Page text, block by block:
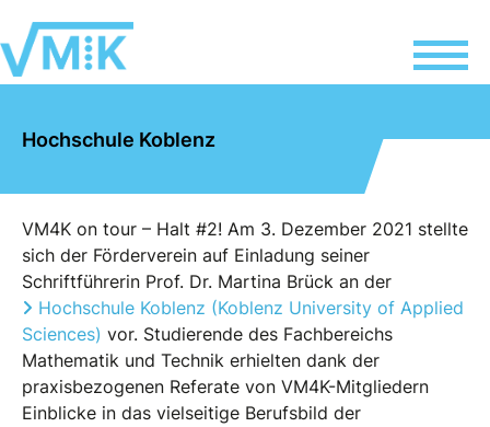
Hochschule Koblenz
VM4K on tour – Halt #2! Am 3. Dezember 2021 stellte
sich der Förderverein auf Einladung seiner
Schriftführerin Prof. Dr. Martina Brück an der
Hochschule Koblenz (Koblenz University of Applied
Sciences) vor. Studierende des Fachbereichs
Mathematik und Technik erhielten dank der
praxisbezogenen Referate von VM4K-Mitgliedern
Einblicke in das vielseitige Berufsbild der